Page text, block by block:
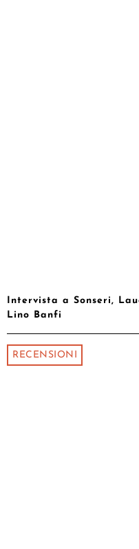
Intervista a Sonseri,
Lino Banfi
RECENSIONI